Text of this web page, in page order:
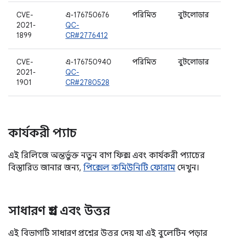
CVE-
2021-
1899
এ-176750676
QC-
CR#2776412
পরিমিত বুটলোডার
CVE-
2021-
1901
এ-176750940
QC-
CR#2780528
পরিমিত বুটলোডার
কার্যকরী প্যাচ
এই রিলিজে অন্তর্ভুক্ত নতুন বাগ ফিক্স এবং কার্যকরী প্যাচের
বিস্তারিত জানার জন্য, পিক্সেল কমিউনিটি ফোরাম দেখুন।
সাধারণ প্রশ্ন এবং উত্তর
এই বিভাগটি সাধারণ প্রশ্নের উত্তর দেয় যা এই বুলেটিন পড়ার